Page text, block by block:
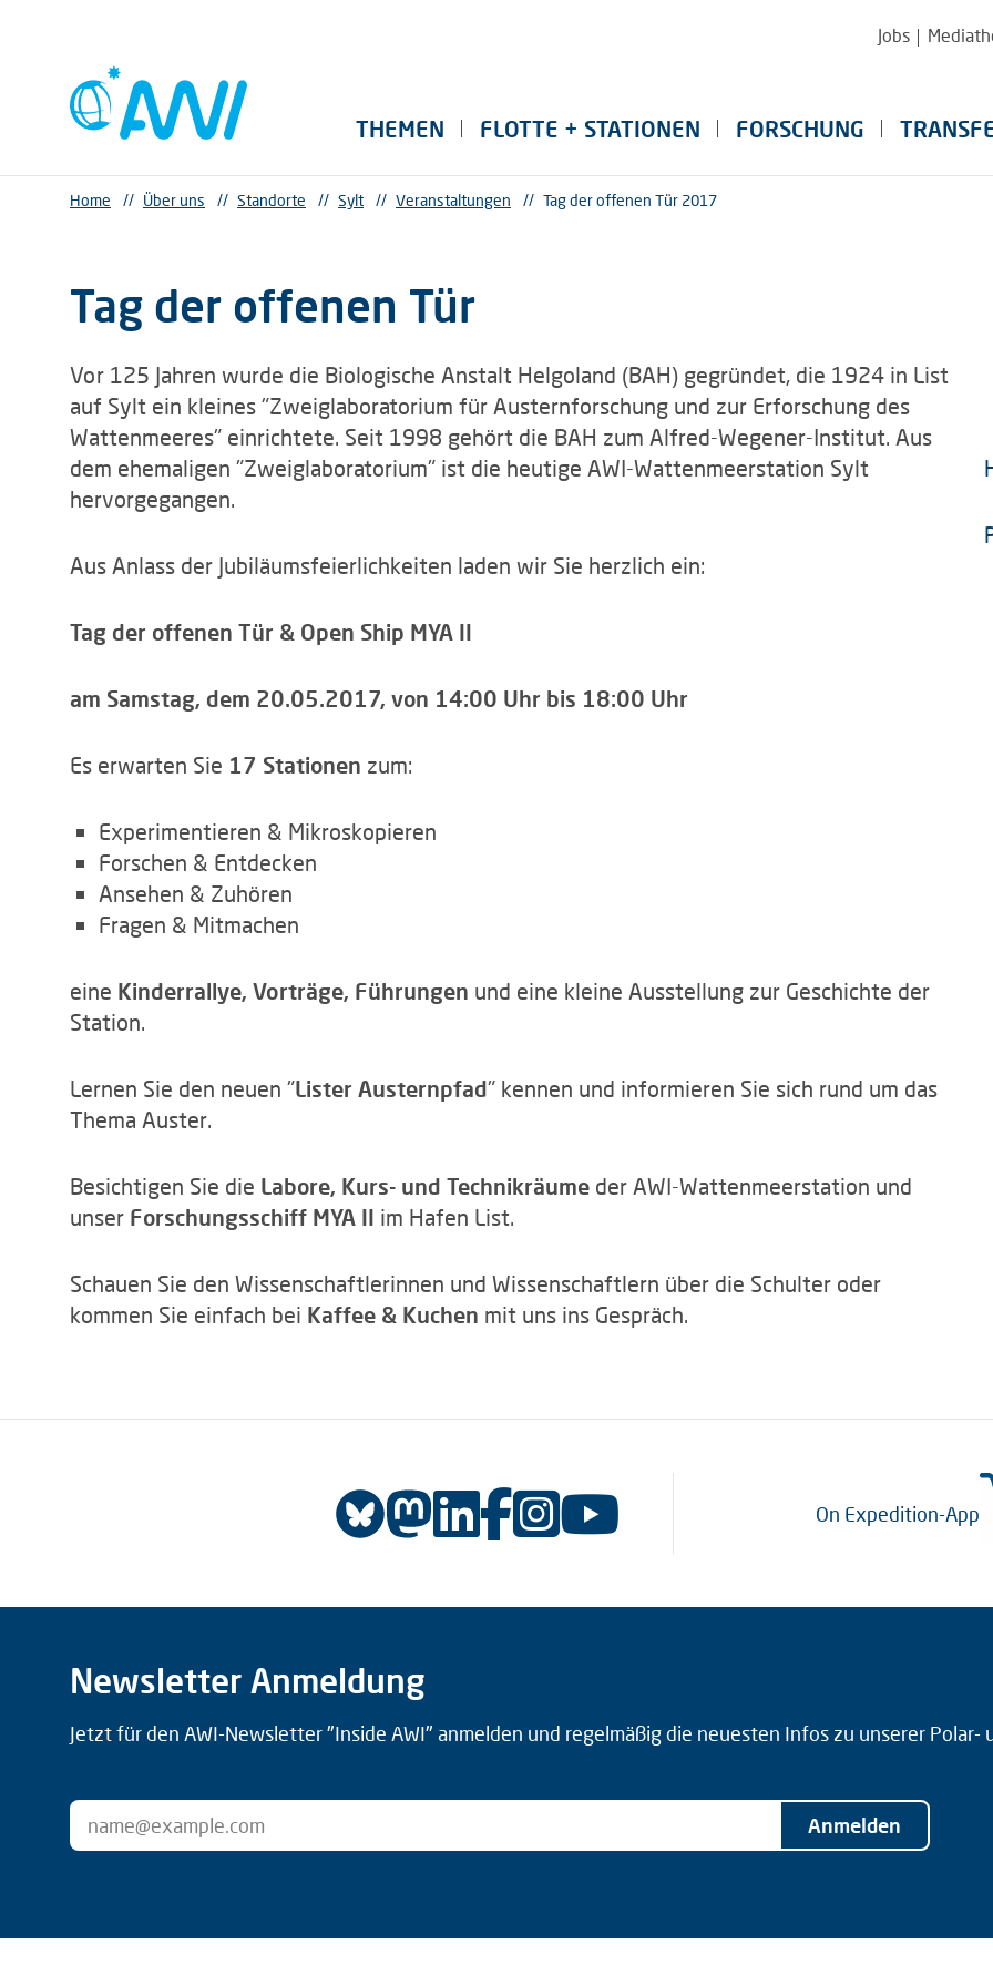
Jobs
THEMEN FLOTTE + STATIONEN FORSCHUNG
Home // Über uns // Standorte // Sylt // Veranstaltungen // Tag der offenen Tür 2017
Tag der offenen Tür
Vor 125 Jahren wurde die Biologische Anstalt Helgoland (BAH) gegründet, die 1924 in List
auf Sylt ein kleines "Zweiglaboratorium für Austernforschung und zur Erforschung des
Wattenmeeres" einrichtete. Seit 1998 gehört die BAH zum Alfred-Wegener-Institut. Aus
dem ehemaligen "Zweiglaboratorium" ist die heutige AWI-Wattenmeerstation Sylt
hervorgegangen.
Aus Anlass der Jubiläumsfeierlichkeiten laden wir Sie herzlich ein:
Tag der offenen Tür & Open Ship MYA II
am Samstag, dem 20.05.2017, von 14:00 Uhr bis 18:00 Uhr
Es erwarten Sie 17 Stationen zum:
Experimentieren & Mikroskopieren
Forschen & Entdecken
Ansehen & Zuhören
Fragen & Mitmachen
eine Kinderrallye, Vorträge, Führungen und eine kleine Ausstellung zur Geschichte der
Station.
Lernen Sie den neuen "Lister Austernpfad" kennen und informieren Sie sich rund um das
Thema Auster.
Besichtigen Sie die Labore, Kurs- und Technikräume der AWI-Wattenmeerstation und
unser Forschungsschiff MYA II im Hafen List.
Schauen Sie den Wissenschaftlerinnen und Wissenschaftlern über die Schulter oder
kommen Sie einfach bei Kaffee & Kuchen mit uns ins Gespräch.
On Expedition-App
Newsletter Anmeldung
Jetzt für den AWI-Newsletter "Inside AWI" anmelden und regelmäßig die neuesten Infos zu unserer Polar-
Anmelden